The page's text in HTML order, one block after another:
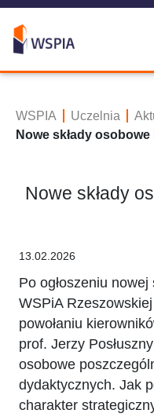
WSPIA Uczelnia
Nowe składy
Nowe składy
13.02.2026
Po ogłoszeniu
WSPiA
powołaniu
prof. Jerzy
osobowe
dydaktycznych. Jak
charakter